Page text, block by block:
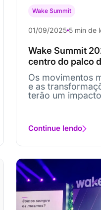
Wake Summit
01/09/2025 5 min de
Wake Summit
centro do palco
Os movimentos
e as
terão um
Continue lendo